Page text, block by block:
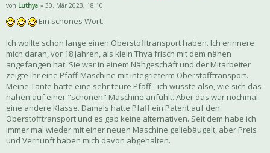
von Luthya » 30. Mär 2023, 18:10
Ein schönes Wort.
Ich wollte schon lange einen Oberstofftransport haben. Ich erinnere
mich daran, vor 18 Jahren, als klein Thya frisch mit dem nähen
angefangen hat. Sie war in einem Nähgeschäft und der Mitarbeiter
zeigte ihr eine Pfaff-Maschine mit integrieterm Oberstofftransport.
Meine Tante hatte eine sehr teure Pfaff - ich wusste also, wie sich das
nähen auf einer "schönen" Maschine anfühlt. Aber das war nochmal
eine andere Klasse. Damals hatte Pfaff ein Patent auf den
Oberstofftransport und es gab keine alternativen. Seit dem habe ich
immer mal wieder mit einer neuen Maschine geliebäugelt, aber Preis
und Vernunft haben mich davon abgehalten.